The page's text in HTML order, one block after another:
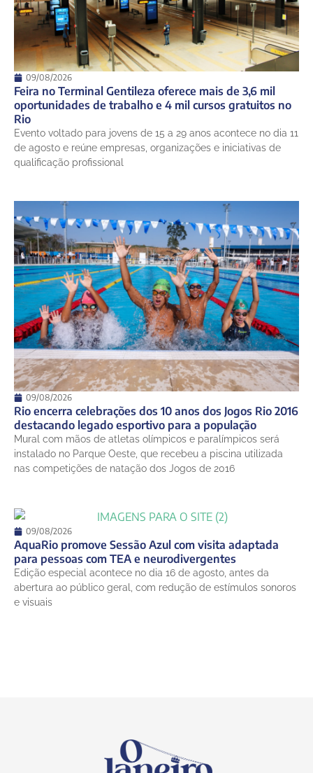
09/08/2026
Feira no Terminal Gentileza oferece mais de 3,6 mil
oportunidades de trabalho e 4 mil cursos gratuitos no
Rio
Evento voltado para jovens de 15 a 29 anos acontece no dia 11
de agosto e reúne empresas, organizações e iniciativas de
qualificação profissional
09/08/2026
Rio encerra celebrações dos 10 anos dos Jogos Rio 2016
destacando legado esportivo para a população
Mural com mãos de atletas olímpicos e paralímpicos será
instalado no Parque Oeste, que recebeu a piscina utilizada
nas competições de natação dos Jogos de 2016
09/08/2026
AquaRio promove Sessão Azul com visita adaptada
para pessoas com TEA e neurodivergentes
Edição especial acontece no dia 16 de agosto, antes da
abertura ao público geral, com redução de estímulos sonoros
e visuais